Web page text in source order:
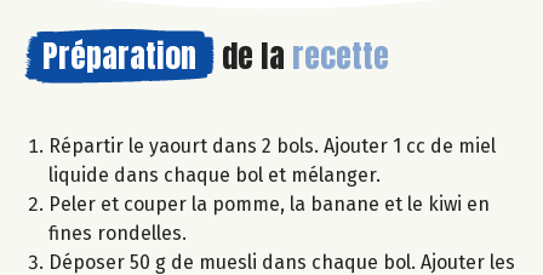
Préparation de la recette
Répartir le yaourt dans 2 bols. Ajouter 1 cc de miel
liquide dans chaque bol et mélanger.
Peler et couper la pomme, la banane et le kiwi en
fines rondelles.
Déposer 50 g de muesli dans chaque bol. Ajouter les